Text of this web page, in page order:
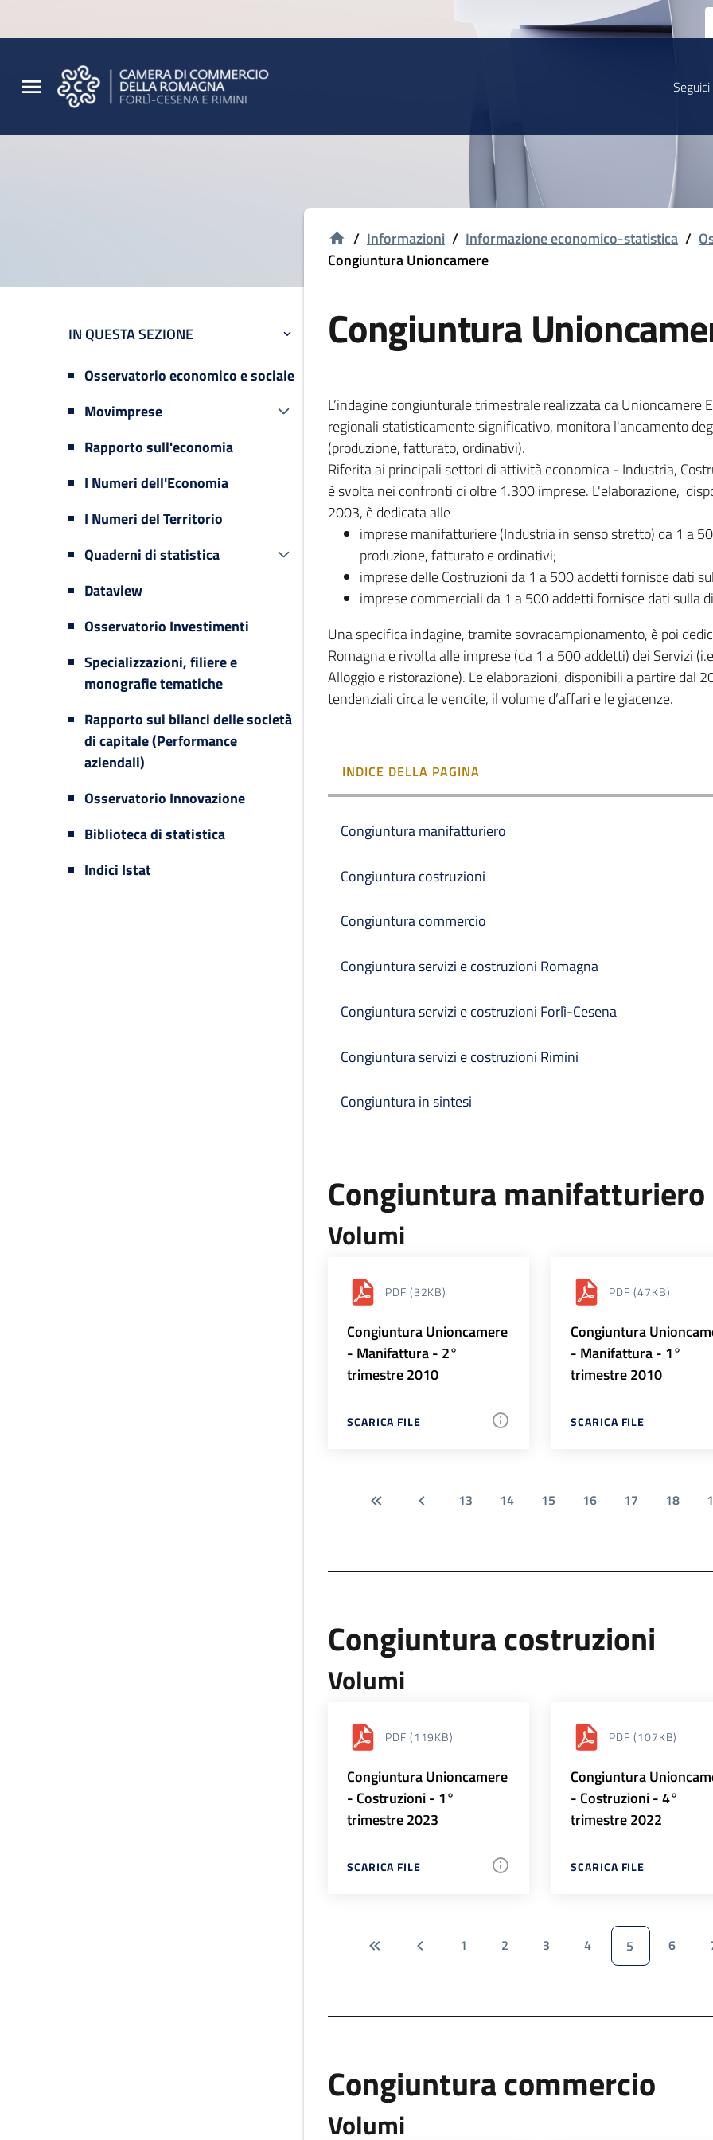
IN QUESTA SEZIONE
Osservatorio economico e sociale
Movimprese
Rapporto sull'economia
I Numeri dell'Economia
I Numeri del Territorio
Quaderni di statistica
Dataview
Osservatorio Investimenti
Specializzazioni, filiere e
monografie tematiche
Rapporto sui bilanci delle società
di capitale (Performance
aziendali)
Osservatorio Innovazione
Biblioteca di statistica
Indici Istat
/ Informazioni / Informazione economico-statistica /
Congiuntura Unioncamere
Congiuntura
L’indagine congiunturale trimestrale realizzata da Unioncamere
regionali statisticamente significativo, monitora l'andamento
(produzione, fatturato, ordinativi).
Riferita ai principali settori di attività economica - Industria,
è svolta nei confronti di oltre 1.300 imprese. L'elaborazione,
2003, è dedicata alle
imprese manifatturiere (Industria in senso stretto) da 1 a
produzione, fatturato e ordinativi;
imprese delle Costruzioni da 1 a 500 addetti fornisce dati
imprese commerciali da 1 a 500 addetti fornisce dati sulla
Una specifica indagine, tramite sovracampionamento, è poi
Romagna e rivolta alle imprese (da 1 a 500 addetti) dei Servizi
Alloggio e ristorazione). Le elaborazioni, disponibili a partire dal
tendenziali circa le vendite, il volume d’affari e le giacenze.
INDICE DELLA PAGINA
Congiuntura manifatturiero
Congiuntura costruzioni
Congiuntura commercio
Congiuntura servizi e costruzioni Romagna
Congiuntura servizi e costruzioni Forlì-Cesena
Congiuntura servizi e costruzioni Rimini
Congiuntura in sintesi
Congiuntura manifatturiero
Volumi
PDF (32KB)
Congiuntura Unioncamere
- Manifattura - 2°
trimestre 2010
SCARICA FILE
PDF (47KB)
Congiuntura
- Manifattura - 1°
trimestre 2010
SCARICA FILE
13 14 15 16 17 18
Congiuntura costruzioni
Volumi
PDF (119KB)
Congiuntura Unioncamere
- Costruzioni - 1°
trimestre 2023
SCARICA FILE
PDF (107KB)
Congiuntura
- Costruzioni - 4°
trimestre 2022
SCARICA FILE
1 2 3 4 5 6
Congiuntura commercio
Volumi